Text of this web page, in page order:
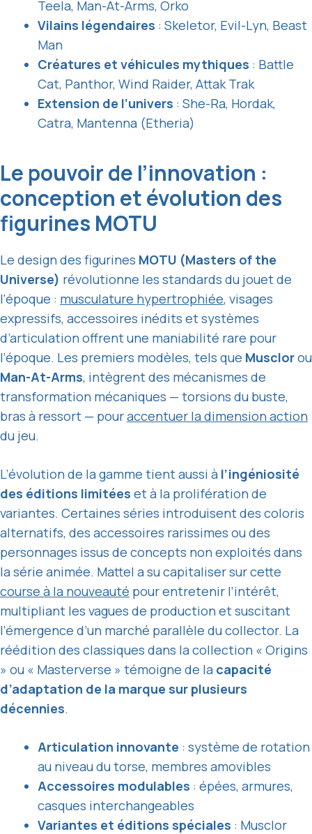
Teela, Man-At-Arms, Orko
Vilains légendaires : Skeletor, Evil-Lyn, Beast
Man
Créatures et véhicules mythiques : Battle
Cat, Panthor, Wind Raider, Attak Trak
Extension de l’univers : She-Ra, Hordak,
Catra, Mantenna (Etheria)
Le pouvoir de l’innovation :
conception et évolution des
figurines MOTU
Le design des figurines MOTU (Masters of the
Universe) révolutionne les standards du jouet de
l’époque : musculature hypertrophiée, visages
expressifs, accessoires inédits et systèmes
d’articulation offrent une maniabilité rare pour
l’époque. Les premiers modèles, tels que Musclorou
Man-At-Arms, intègrent des mécanismes de
transformation mécaniques — torsions du buste,
bras à ressort — pouraccentuer la dimension action
du jeu.
L’évolution de la gamme tient aussi à l’ingéniosité
des éditions limitées et à la prolifération de
variantes. Certaines séries introduisent des coloris
alternatifs, des accessoires rarissimes ou des
personnages issus de concepts non exploités dans
la série animée. Mattel a su capitaliser sur cette
course à la nouveauté pour entretenir l’intérêt,
multipliant les vagues de production et suscitant
l’émergence d’un marché parallèle du collector. La
réédition des classiques dans la collection « Origins
» ou « Masterverse » témoigne de la capacité
d’adaptation de la marque sur plusieurs
décennies.
Articulation innovante : système de rotation
au niveau du torse, membres amovibles
Accessoires modulables : épées, armures,
casques interchangeables
Variantes et éditions spéciales : Musclor